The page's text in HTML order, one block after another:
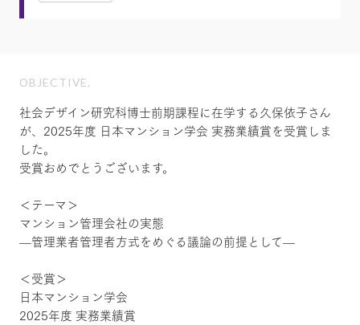
OBJECTIVE.
社会デザイン研究科博士前期課程に在学する久保依子さん
が、2025年度 日本マンション学会 実務業績賞を受賞しま
した。
受賞おめでとうございます。
＜テーマ＞
マンション管理会社の実態
—管理業者管理者方式をめぐる議論の前提として—
＜受賞＞
日本マンション学会
2025年度 実務業績賞